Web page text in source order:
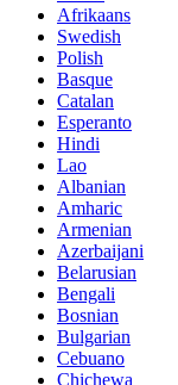
Afrikaans
Swedish
Polish
Basque
Catalan
Esperanto
Hindi
Lao
Albanian
Amharic
Armenian
Azerbaijani
Belarusian
Bengali
Bosnian
Bulgarian
Cebuano
Chichewa